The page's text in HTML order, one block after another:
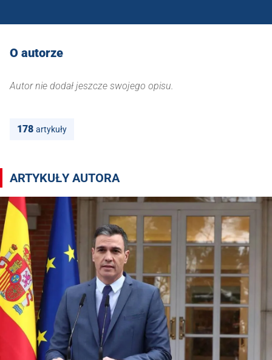
O autorze
Autor nie dodał jeszcze swojego opisu.
178 artykuły
Artykuły autora Beata Mańkowska/PAP
ARTYKUŁY AUTORA